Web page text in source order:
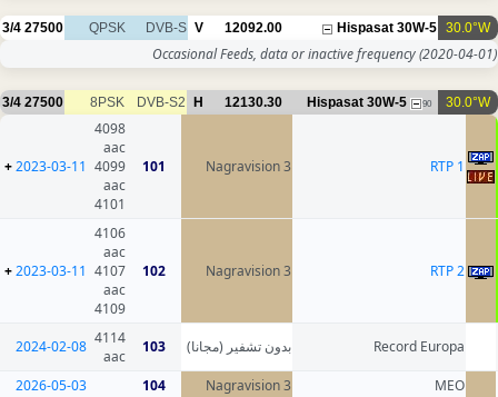
12092.00
V
DVB-S
QPSK
27500
3/4
Occasional Feeds, data or
12130.30
H
DVB-S2
8PSK
27500
3/4
Nagravision 3
4099
2023-03-11
Nagravision 3
4107
2023-03-11
بدون تشفير (مجانا)
aac
2024-02-08
Nagravision 3
2026-05-03